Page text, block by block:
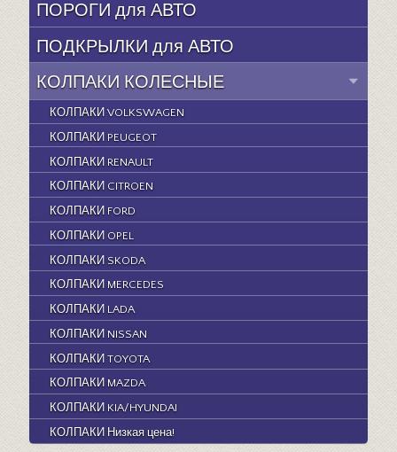
ПОРОГИ для АВТО
ПОДКРЫЛКИ для АВТО
КОЛПАКИ КОЛЕСНЫЕ
КОЛПАКИ VOLKSWAGEN
КОЛПАКИ PEUGEOT
КОЛПАКИ RENAULT
КОЛПАКИ CITROEN
КОЛПАКИ FORD
КОЛПАКИ OPEL
КОЛПАКИ SKODA
КОЛПАКИ MERCEDES
КОЛПАКИ LADA
КОЛПАКИ NISSAN
КОЛПАКИ TOYOTA
КОЛПАКИ MAZDA
КОЛПАКИ KIA/HYUNDAI
КОЛПАКИ Низкая цена!